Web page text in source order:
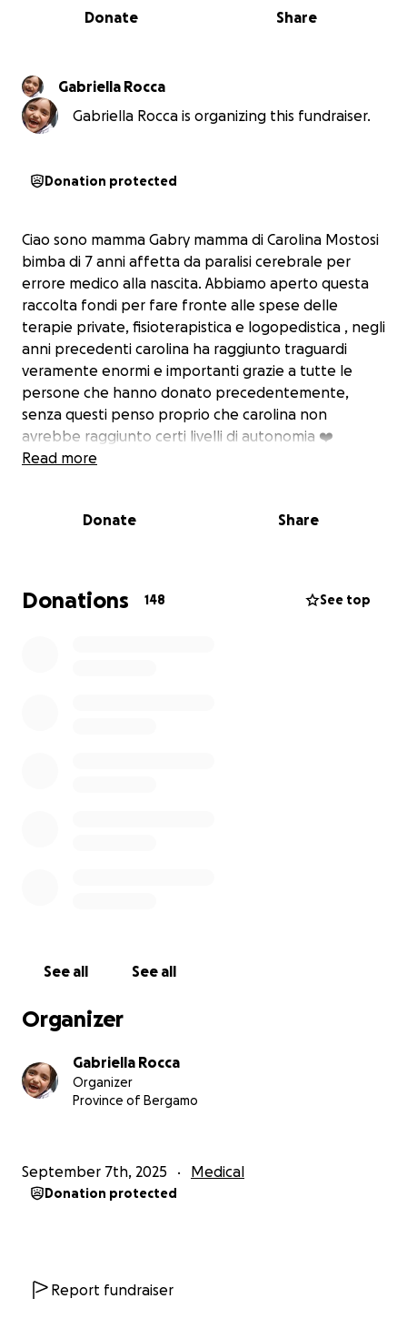
0% complete
Share
Donate
Gabriella Rocca
Gabriella Rocca is organizing this fundraiser.
Donation protected
Ciao sono mamma Gabry mamma di Carolina Mostosi
bimba di 7 anni affetta da paralisi cerebrale per
errore medico alla nascita. Abbiamo aperto questa
raccolta fondi per fare fronte alle spese delle
terapie private, fisioterapistica e logopedistica , negli
anni precedenti carolina ha raggiunto traguardi
veramente enormi e importanti grazie a tutte le
persone che hanno donato precedentemente,
senza questi penso proprio che carolina non
avrebbe raggiunto certi livelli di autonomia ❤️
chiediamo chi puoi nel suo piccolo di darci una mano,
buttare gli ultimi anni dove il cervello e' piu
Read more
Donate Share
Donations 148 See top
See all See all
Organizer
Gabriella Rocca
Organizer
Province of Bergamo
September 7th, 2025 Medical
Donation protected
Report fundraiser